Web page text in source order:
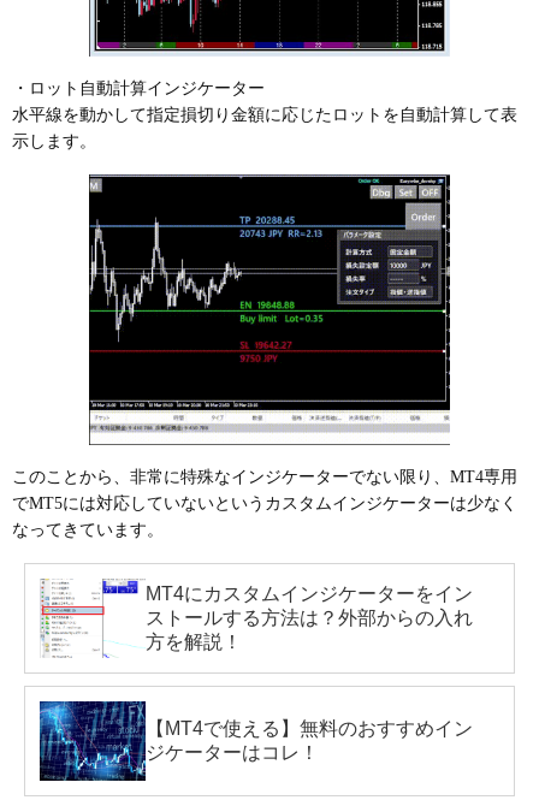
・ロット自動計算インジケーター
水平線を動かして指定損切り金額に応じたロットを自動計算して表
示します。
このことから、非常に特殊なインジケーターでない限り、MT4専用
でMT5には対応していないというカスタムインジケーターは少なく
なってきています。
MT4にカスタムインジケーターをイン
ストールする方法は？外部からの入れ
方を解説！
【MT4で使える】無料のおすすめイン
ジケーターはコレ！